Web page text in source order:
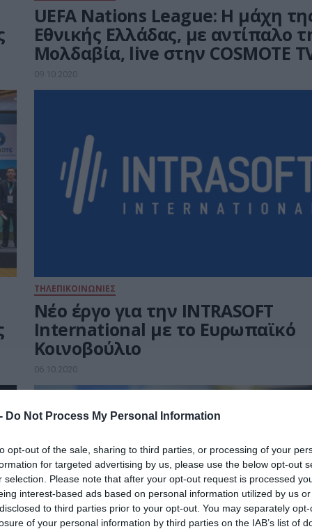
Do Not Process My Personal Information
opt-out of the sale, sharing to third parties, or processing of your
for targeted advertising by us, please use the below opt-out
selection. Please note that after your opt-out request is processed
interest-based ads based on personal information utilized by us
to third parties prior to your opt-out. You may separately
of your personal information by third parties on the IAB’s list of
UEFA Nations League: Η μάχη
Εθνικής Ελλάδας, με αντίπαλο
Μολδαβία, live στην COSMOTE
09.10.2020
ΤΗΛΕΠΙΚΟΙΝΩΝΙΕΣ
Νέο έργο για την INTRASOFT
International με το Ευρωπαϊκό
Κοινοβούλιο
06.10.2020